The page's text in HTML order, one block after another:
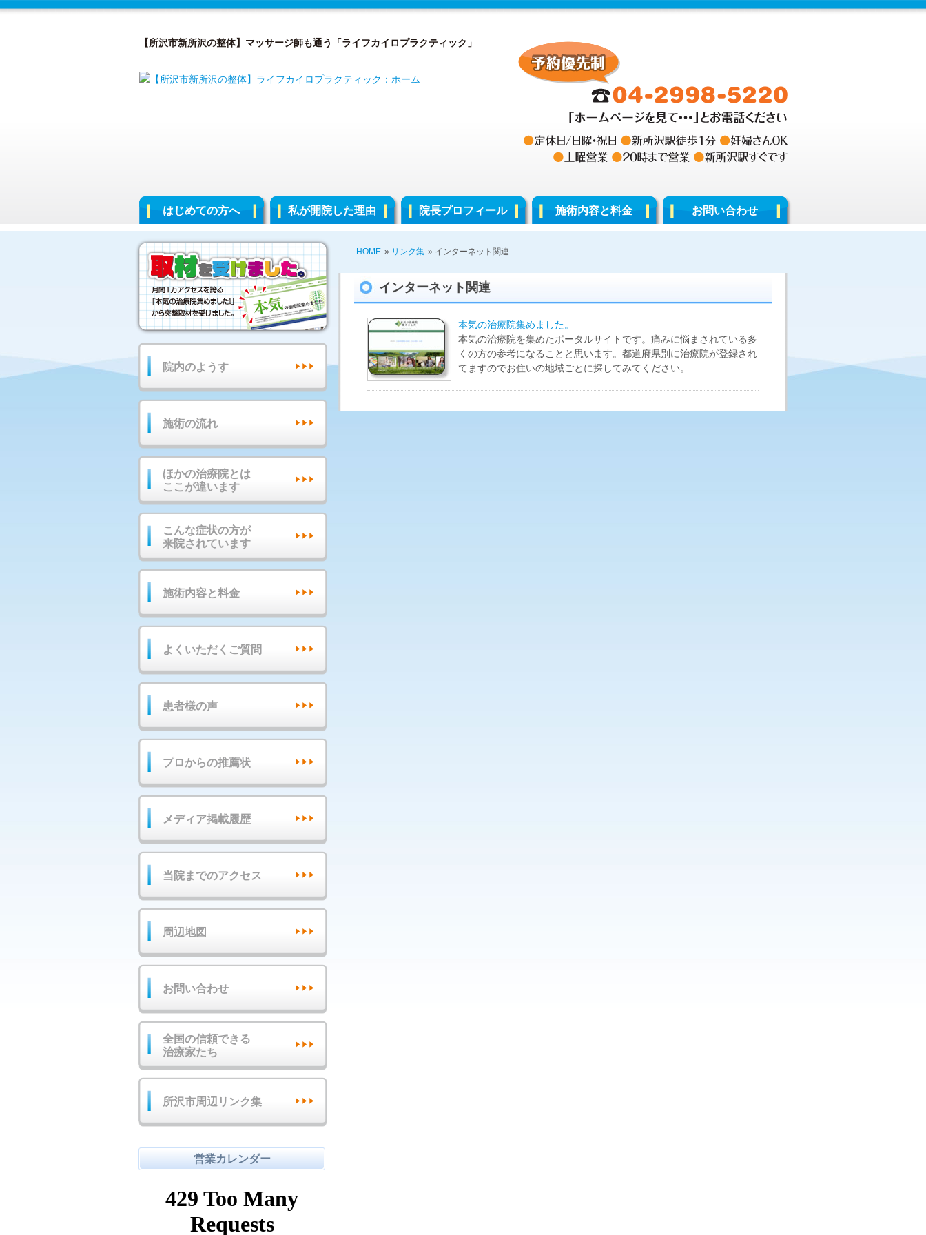
【所沢市新所沢の整体】マッサージ師も通う「ライフカイロプラクティック」
はじめての方へ 私が開院した理由 院長プロフィール 施術内容と料金 お問い合わせ
HOME » リンク集 » インターネット関連
インターネット関連
本気の治療院集めました。
本気の治療院を集めたポータルサイトです。痛みに悩まされている多
くの方の参考になることと思います。都道府県別に治療院が登録され
てますのでお住いの地域ごとに探してみてください。
院内のようす
施術の流れ
ほかの治療院とは
ここが違います
こんな症状の方が
来院されています
施術内容と料金
よくいただくご質問
患者様の声
プロからの推薦状
メディア掲載履歴
当院までのアクセス
周辺地図
お問い合わせ
全国の信頼できる
治療家たち
所沢市周辺リンク集
営業カレンダー